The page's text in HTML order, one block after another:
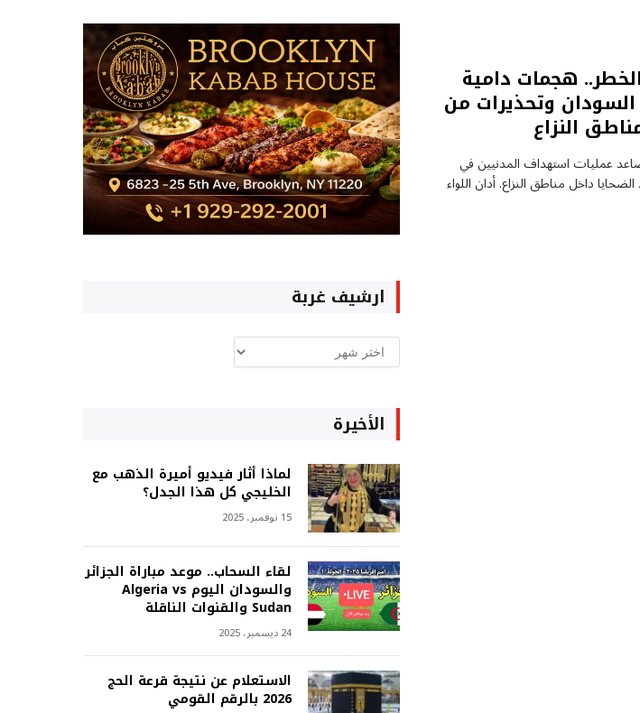
هجمات دامية
وتحذيرات من
النزاع
عمليات استهداف المدنيين في
داخل مناطق النزاع. أدان اللواء
ارشيف غربة
ارشيف
غربة
الأخيرة
لماذا أثار فيديو أميرة الذهب مع
الخليجي كل هذا الجدل؟
15 نوفمبر، 2025
لقاء السحاب.. موعد مباراة الجزائر
والسودان اليوم Algeria vs
Sudan والقنوات الناقلة
24 ديسمبر، 2025
الاستعلام عن نتيجة قرعة الحج
2026 بالرقم القومي